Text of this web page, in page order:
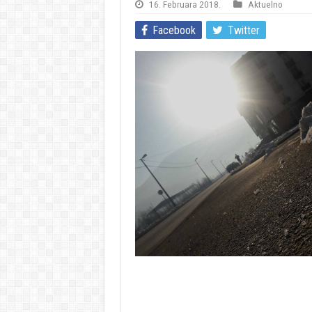
16. Februara 2018. Aktuelno
Facebook Twitter